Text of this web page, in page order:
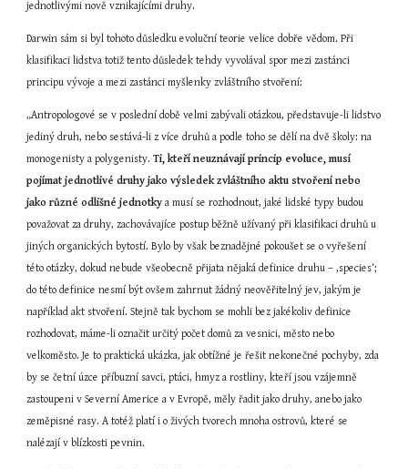
jednotlivými nově vznikajícími druhy.
Darwin sám si byl tohoto důsledku evoluční teorie velice dobře vědom. Při
klasifikaci lidstva totiž tento důsledek tehdy vyvolával spor mezi zastánci
principu vývoje a mezi zastánci myšlenky zvláštního stvoření:
„Antropologové se v poslední době velmi zabývali otázkou, představuje-li lidstvo
jediný druh, nebo sestává-li z více druhů a podle toho se dělí na dvě školy: na
monogenisty a polygenisty. Ti, kteří neuznávají princip evoluce, musí
pojímat jednotlivé druhy jako výsledek zvláštního aktu stvoření nebo
jako různé odlišné jednotky a musí se rozhodnout, jaké lidské typy budou
považovat za druhy, zachovávajíce postup běžně užívaný při klasifikaci druhů u
jiných organických bytostí. Bylo by však beznadějné pokoušet se o vyřešení
této otázky, dokud nebude všeobecně přijata nějaká definice druhu – ‚species‘;
do této definice nesmí být ovšem zahrnut žádný neověřitelný jev, jakým je
například akt stvoření. Stejně tak bychom se mohli bez jakékoliv definice
rozhodovat, máme-li označit určitý počet domů za vesnici, město nebo
velkoměsto. Je to praktická ukázka, jak obtížné je řešit nekonečné pochyby, zda
by se četní úzce příbuzní savci, ptáci, hmyz a rostliny, kteří jsou vzájemně
zastoupeni v Severní Americe a v Evropě, měly řadit jako druhy, anebo jako
zeměpisné rasy. A totéž platí i o živých tvorech mnoha ostrovů, které se
nalézají v blízkosti pevnin.